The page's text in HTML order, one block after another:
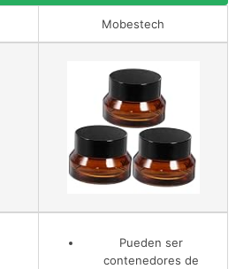
Mobestech
Pueden ser
contenedores de